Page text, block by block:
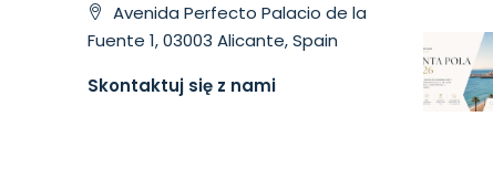
Avenida Perfecto Palacio de la
Fuente 1, 03003 Alicante, Spain
Skontaktuj się z nami